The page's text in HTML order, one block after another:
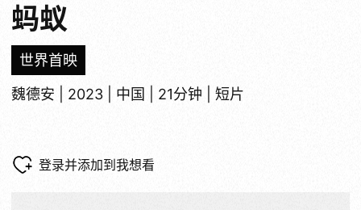
蚂蚁
世界首映
魏德安 | 2023 | 中国 | 21分钟 | 短片
登录并添加到我想看